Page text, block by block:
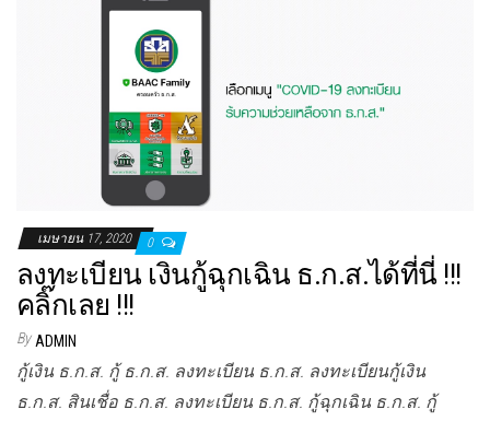
เมษายน 17, 2020 0
ลงทะเบียน เงินกู้ฉุกเฉิน ธ.ก.ส.ได้ที่นี่ !!!
คลิ๊กเลย !!!
By ADMIN
กู้เงิน ธ.ก.ส. กู้ ธ.ก.ส. ลงทะเบียน ธ.ก.ส. ลงทะเบียนกู้เงิน
ธ.ก.ส. สินเชื่อ ธ.ก.ส. ลงทะเบียน ธ.ก.ส. กู้ฉุกเฉิน ธ.ก.ส. กู้